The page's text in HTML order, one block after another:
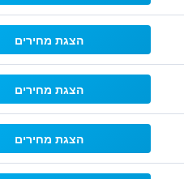
הצגת מחירים
הצגת מחירים
הצגת מחירים